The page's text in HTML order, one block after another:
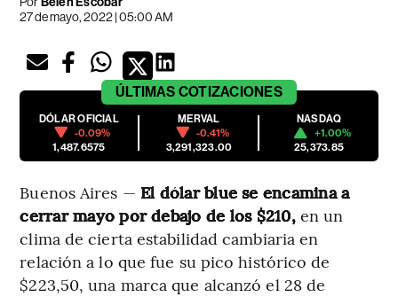
27 de mayo, 2022 | 05:00 AM
ÚLTIMAS COTIZACIONES
DÓLAR OFICIAL
-0.09%
1,487.6575
MERVAL
-0.41%
3,291,323.00
NASDAQ
+1.00%
25,373.85
Buenos Aires — El dólar blue se encamina a
cerrar mayo por debajo de los $210,en un
clima de cierta estabilidad cambiaria en
relación a lo que fue su pico histórico de
$223,50, una marca que alcanzó el 28 de